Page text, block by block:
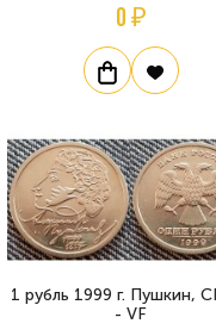
0 ₽
1 рубль 1999 г. Пушкин,
- VF